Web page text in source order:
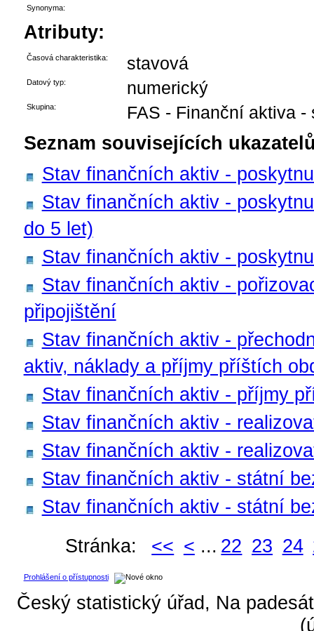
Synonyma:
Atributy:
Časová charakteristika: stavová
Datový typ: numerický
Skupina: FAS - Finanční aktiva -
Seznam souvisejících
Stav finančních aktiv -
Stav finančních aktiv -
do 5 let)
Stav finančních aktiv -
Stav finančních aktiv -
připojištění
Stav finančních aktiv -
aktiv, náklady a příjmy příštích
Stav finančních aktiv - příjmy
Stav finančních aktiv -
Stav finančních aktiv -
Stav finančních aktiv - státní
Stav finančních aktiv - státní
Stránka:
<< < ... 22 23 24
Prohlášení o přístupnosti
Český statistický úřad, Na